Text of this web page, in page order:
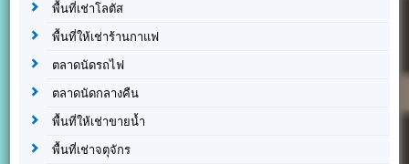
พื้นที่เช่าโลตัส
พื้นที่ให้เช่าร้านกาแฟ
ตลาดนัดรถไฟ
ตลาดนัดกลางคืน
พื้นที่ให้เช่าขายน้ำ
พื้นที่เช่าจตุจักร